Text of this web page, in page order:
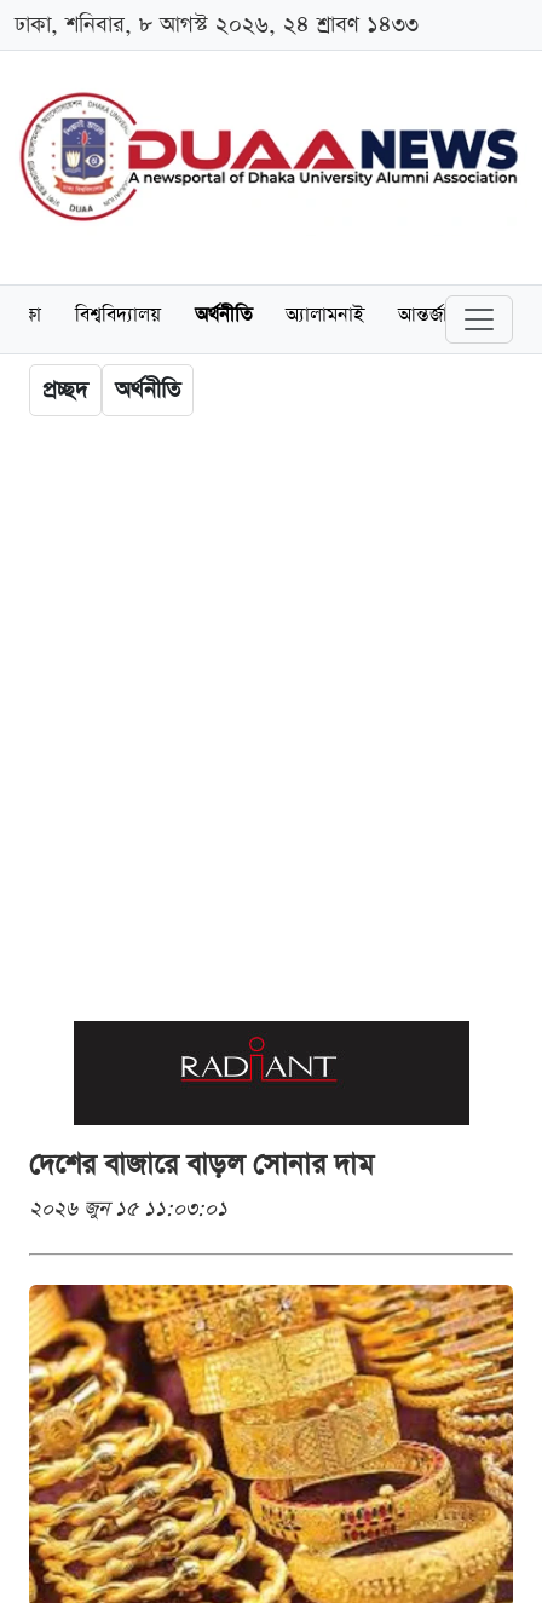
ঢাকা, শনিবার, ৮ আগস্ট ২০২৬, ২৪ শ্রাবণ ১৪৩৩
শিক্ষা বিশ্ববিদ্যালয় অর্থনীতি অ্যালামনাই আন্তর্জাতিক
প্রচ্ছদ অর্থনীতি
দেশের বাজারে বাড়ল সোনার দাম
২০২৬ জুন ১৫ ১১:০৩:০১